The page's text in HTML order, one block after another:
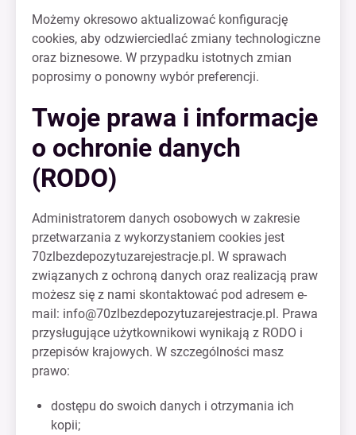
Możemy okresowo aktualizować konfigurację
cookies, aby odzwierciedlać zmiany technologiczne
oraz biznesowe. W przypadku istotnych zmian
poprosimy o ponowny wybór preferencji.
Twoje prawa i informacje
o ochronie danych
(RODO)
Administratorem danych osobowych w zakresie
przetwarzania z wykorzystaniem cookies jest
70zlbezdepozytuzarejestracje.pl. W sprawach
związanych z ochroną danych oraz realizacją praw
możesz się z nami skontaktować pod adresem e-
mail: info@70zlbezdepozytuzarejestracje.pl. Prawa
przysługujące użytkownikowi wynikają z RODO i
przepisów krajowych. W szczególności masz
prawo:
dostępu do swoich danych i otrzymania ich
kopii;